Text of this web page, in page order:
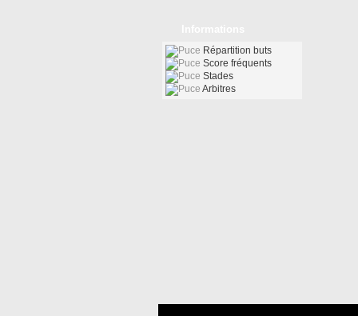
Répartition buts
Score fréquents
Stades
Arbitres